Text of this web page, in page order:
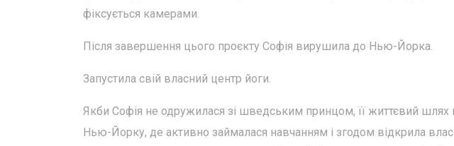
фіксується камерами.
Після завершення цього проєкту Софія вирушила до Нью-Йорка.
Запустила свій власний центр йоги.
Якби Софія не одружилася зі шведським принцом, її життєвий шлях
Нью-Йорку, де активно займалася навчанням і згодом відкрила